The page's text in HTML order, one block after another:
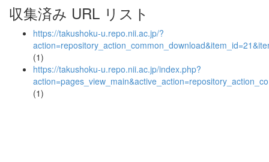
収集済み URL リスト
https://takushoku-u.repo.nii.ac.jp/?
(1)
https://takushoku-u.repo.nii.ac.jp/index.php?
(1)